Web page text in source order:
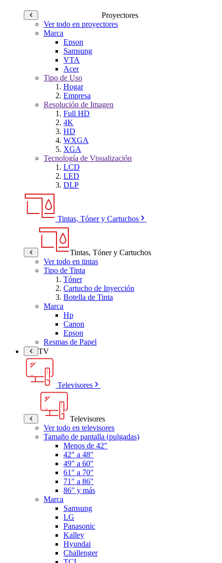
Proyectores
Ver todo en proyectores
Marca
Epson
Samsung
VTA
Acer
Tipo de Uso
Hogar
Empresa
Resolución de Imagen
Full HD
4K
HD
WXGA
XGA
Tecnología de Visualización
LCD
LED
DLP
Tintas, Tóner y Cartuchos
Tintas, Tóner y Cartuchos
Ver todo en tintas
Tipo de Tinta
Tóner
Cartucho de Inyección
Botella de Tinta
Marca
Hp
Canon
Epson
Resmas de Papel
TV
Televisores
Televisores
Ver todo en televisores
Tamaño de pantalla (pulgadas)
Menos de 42"
42" a 48"
49" a 60"
61" a 70"
71" a 86"
86" y más
Marca
Samsung
LG
Panasonic
Kalley
Hyundai
Challenger